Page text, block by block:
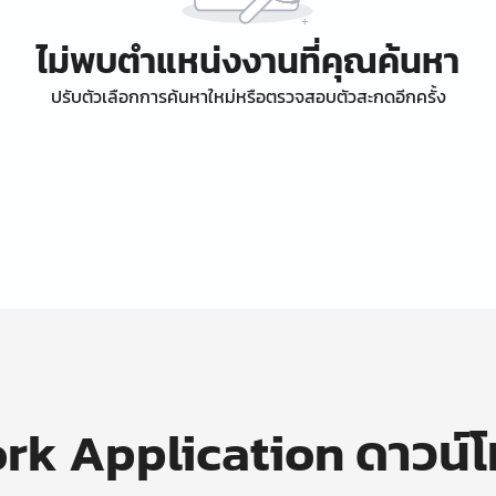
ไม่พบตำแหน่งงานที่คุณค้นหา
ปรับตัวเลือกการค้นหาใหม่หรือตรวจสอบตัวสะกดอีกครั้ง
Application ดาวน์